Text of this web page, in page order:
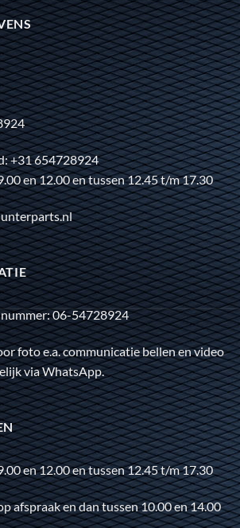
+31 654728924
en 12.00 en tussen 12.45 t/m 17.30
06-54728924
foto e.a. communicatie bellen en video
via WhatsApp.
en 12.00 en tussen 12.45 t/m 17.30
afspraak en dan tussen 10.00 en 14.00